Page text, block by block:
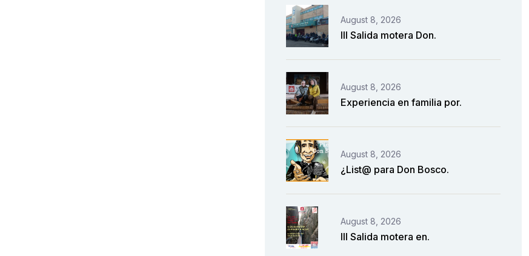
August 8, 2026
III Salida motera Don.
August 8, 2026
Experiencia en familia por.
August 8, 2026
¿List@ para Don Bosco.
August 8, 2026
III Salida motera en.